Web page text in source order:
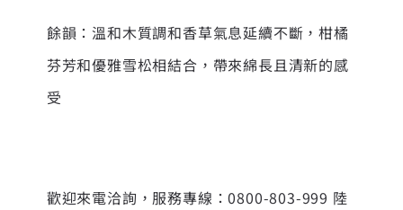
餘韻：溫和木質調和香草氣息延續不斷，柑橘
芬芳和優雅雪松相結合，帶來綿長且清新的感
受
歡迎來電洽詢，服務專線：0800-803-999 陸